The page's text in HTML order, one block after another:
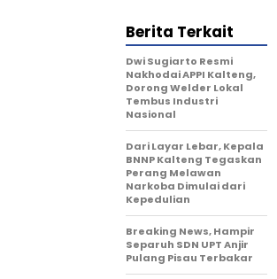
Berita Terkait
Dwi Sugiarto Resmi
Nakhodai APPI Kalteng,
Dorong Welder Lokal
Tembus Industri
Nasional
Dari Layar Lebar, Kepala
BNNP Kalteng Tegaskan
Perang Melawan
Narkoba Dimulai dari
Kepedulian
Breaking News, Hampir
Separuh SDN UPT Anjir
Pulang Pisau Terbakar